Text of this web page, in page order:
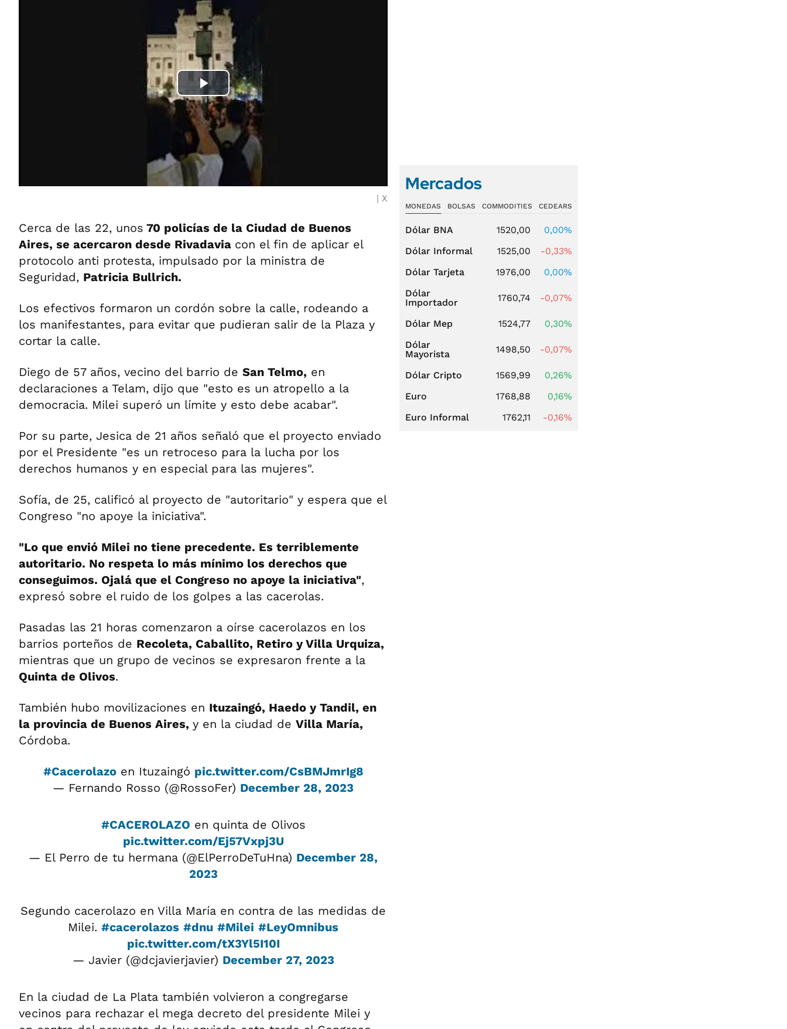
X
Cerca de las 22, unos 70 policías de la Ciudad de Buenos
Aires, se acercaron desde Rivadavia con el fin de aplicar el
protocolo anti protesta, impulsado por la ministra de
Seguridad, Patricia Bullrich.
Los efectivos formaron un cordón sobre la calle, rodeando a
los manifestantes, para evitar que pudieran salir de la Plaza y
cortar la calle.
Diego de 57 años, vecino del barrio de San Telmo, en
declaraciones a Telam, dijo que "esto es un atropello a la
democracia. Milei superó un límite y esto debe acabar".
Por su parte, Jesica de 21 años señaló que el proyecto enviado
por el Presidente "es un retroceso para la lucha por los
derechos humanos y en especial para las mujeres".
Sofía, de 25, calificó al proyecto de "autoritario" y espera que el
Congreso "no apoye la iniciativa".
"Lo que envió Milei no tiene precedente. Es terriblemente
autoritario. No respeta lo más mínimo los derechos que
conseguimos. Ojalá que el Congreso no apoye la iniciativa",
expresó sobre el ruido de los golpes a las cacerolas.
Pasadas las 21 horas comenzaron a oírse cacerolazos en los
barrios porteños de Recoleta, Caballito, Retiro y Villa Urquiza,
mientras que un grupo de vecinos se expresaron frente a la
Quinta de Olivos.
También hubo movilizaciones en Ituzaingó, Haedo y Tandil, en
la provincia de Buenos Aires, y en la ciudad de Villa María,
Córdoba.
#Cacerolazoen Ituzaingó pic.twitter.com/CsBMJmrIg8
— Fernando Rosso (@RossoFer) December 28, 2023
#CACEROLAZO en quinta de Olivos
pic.twitter.com/Ej57Vxpj3U
— El Perro de tu hermana (@ElPerroDeTuHna) December 28,
2023
Segundo cacerolazo en Villa María en contra de las medidas de
Milei. #cacerolazos #dnu #Milei #LeyOmnibus
pic.twitter.com/tX3Yl5I10I
— Javier (@dcjavierjavier) December 27, 2023
En la ciudad de La Plata también volvieron a congregarse
vecinos para rechazar el mega decreto del presidente Milei y
Mercados
MONEDAS BOLSAS COMMODITIES CEDEARS
Dólar BNA 1520,00
0,00%
Dólar Informal
1525,00
-0,33%
Dólar Tarjeta
1976,00
0,00%
Dólar
Importador
1760,74 -0,07%
Dólar Mep 1524,77
0,30%
Dólar
Mayorista
1498,50 -0,07%
Dólar Cripto 1569,99
0,26%
Euro
1768,88
0,16%
Euro Informal
1762,11 -0,16%